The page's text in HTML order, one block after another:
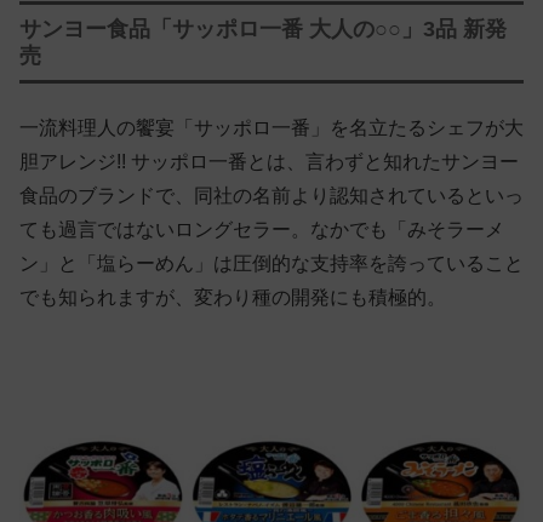
サンヨー食品「サッポロ一番 大人の○○」3品 新発
売
一流料理人の饗宴「サッポロ一番」を名立たるシェフが大
胆アレンジ!! サッポロ一番とは、言わずと知れたサンヨー
食品のブランドで、同社の名前より認知されているといっ
ても過言ではないロングセラー。なかでも「みそラーメ
ン」と「塩らーめん」は圧倒的な支持率を誇っていること
でも知られますが、変わり種の開発にも積極的。